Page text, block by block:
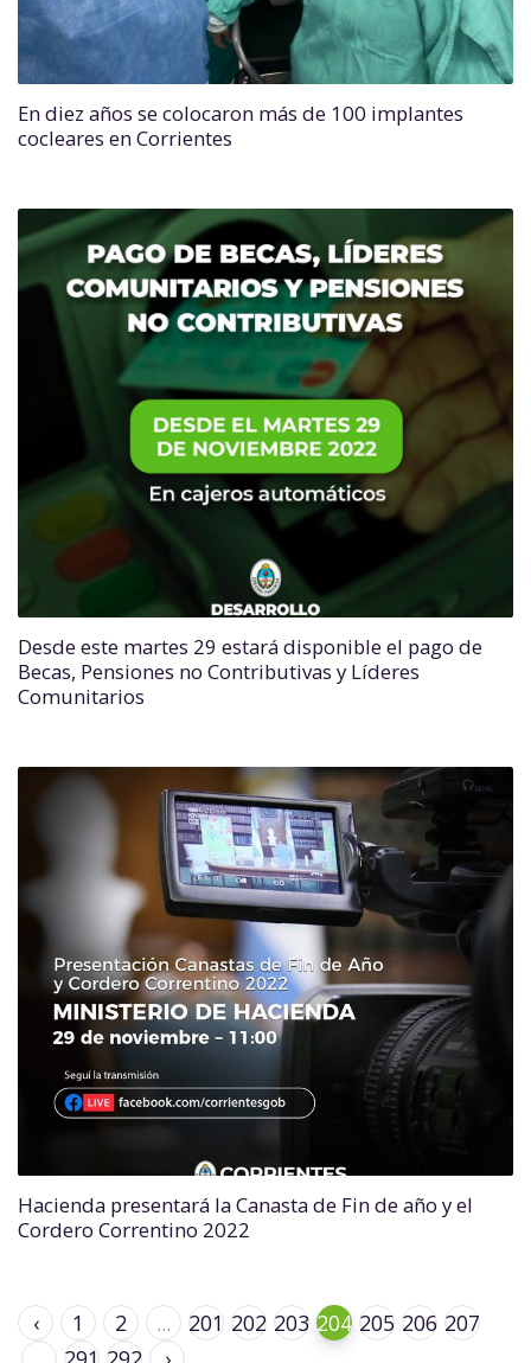
En diez años se colocaron más de 100 implantes
cocleares en Corrientes
Desde este martes 29 estará disponible el pago de
Becas, Pensiones no Contributivas y Líderes
Comunitarios
Hacienda presentará la Canasta de Fin de año y el
Cordero Correntino 2022
‹ 1 2 ... 201 202 203 204 205 206 207